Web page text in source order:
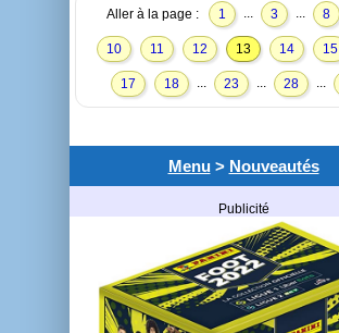
Aller à la page : 1 ... 3 ... 8
10 11 12 13 14 15
17 18 ... 23 ... 28 ...
Menu> Nouveautés
Publicité